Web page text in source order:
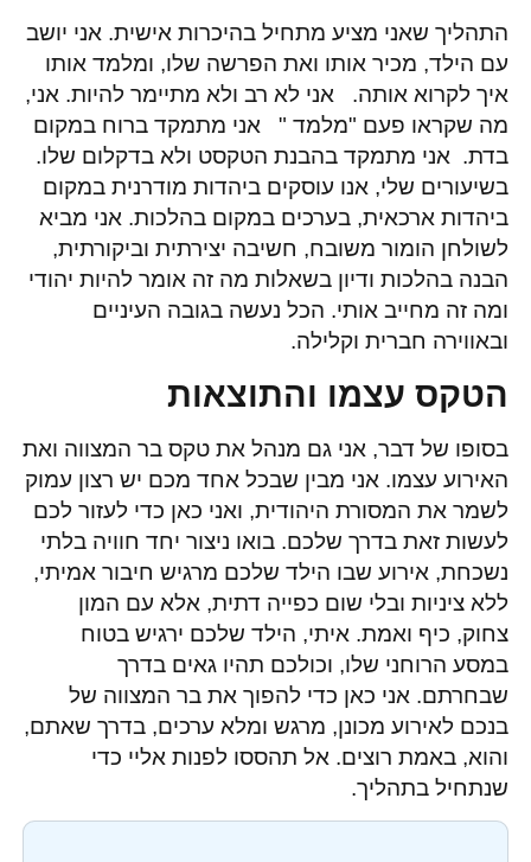
התהליך שאני מציע מתחיל בהיכרות אישית. אני יושב
עם הילד, מכיר אותו ואת הפרשה שלו, ומלמד אותו
איך לקרוא אותה. אני לא רב ולא מתיימר להיות. אני,
מה שקראו פעם "מלמד " אני מתמקד ברוח במקום
בדת. אני מתמקד בהבנת הטקסט ולא בדקלום שלו.
בשיעורים שלי, אנו עוסקים ביהדות מודרנית במקום
ביהדות ארכאית, בערכים במקום בהלכות. אני מביא
לשולחן הומור משובח, חשיבה יצירתית וביקורתית,
הבנה בהלכות ודיון בשאלות מה זה אומר להיות יהודי
ומה זה מחייב אותי. הכל נעשה בגובה העיניים
ובאווירה חברית וקלילה.
הטקס עצמו והתוצאות
בסופו של דבר, אני גם מנהל את טקס בר המצווה ואת
האירוע עצמו. אני מבין שבכל אחד מכם יש רצון עמוק
לשמר את המסורת היהודית, ואני כאן כדי לעזור לכם
לעשות זאת בדרך שלכם. בואו ניצור יחד חוויה בלתי
נשכחת, אירוע שבו הילד שלכם מרגיש חיבור אמיתי,
ללא ציניות ובלי שום כפייה דתית, אלא עם המון
צחוק, כיף ואמת. איתי, הילד שלכם ירגיש בטוח
במסע הרוחני שלו, וכולכם תהיו גאים בדרך
שבחרתם. אני כאן כדי להפוך את בר המצווה של
בנכם לאירוע מכונן, מרגש ומלא ערכים, בדרך שאתם,
והוא, באמת רוצים. אל תהססו לפנות אליי כדי
שנתחיל בתהליך.